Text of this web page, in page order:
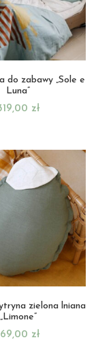
do zabawy „Sole e
Luna”
zł
zielona lniana
„Limone”
zł